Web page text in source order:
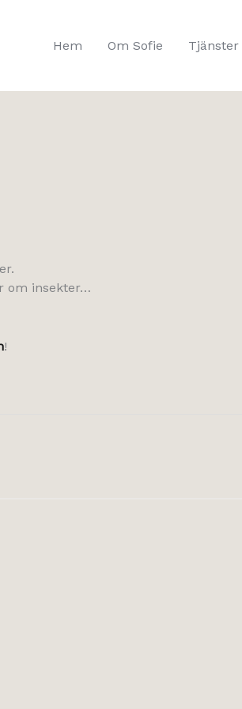
Hem Om Sofie Tjänster
om insekter…
!